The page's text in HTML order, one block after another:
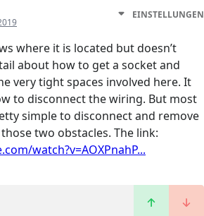
EINSTELLUNGEN
where it is located but doesn’t
about how to get a socket and
very tight spaces involved here. It
to disconnect the wiring. But most
simple to disconnect and remove
two obstacles. The link:
watch?v=AOXPnahP...